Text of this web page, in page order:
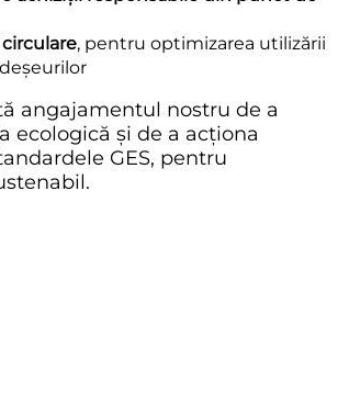
, pentru optimizarea utilizării
angajamentul nostru de a
ecologică și de a acționa
GES, pentru